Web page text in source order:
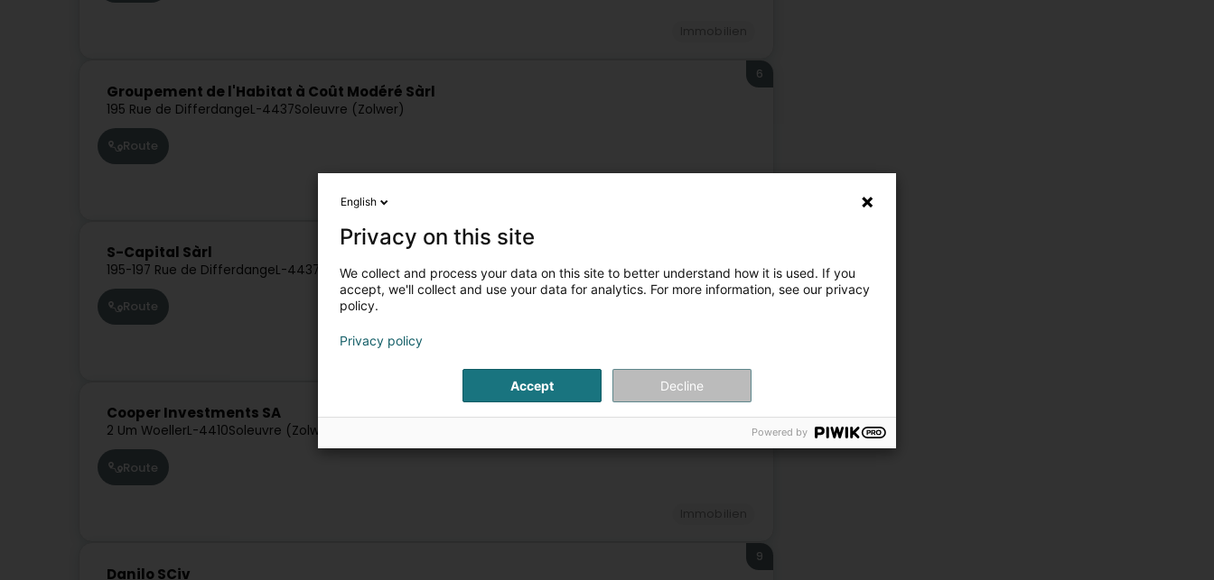
Groupement de l'Habitat à Coût Modéré Sàrl
195 Rue de DifferdangeL-4437Soleuvre (Zolwer)
6
Route
S-Capital Sàrl
195-197 Rue de DifferdangeL-4437 Soleuvre (Zolwer)
Route
Cooper Investments SA
2 Um WoellerL-4410Soleuvre (Zolwer)
Route
Danilo SCiv
9
English
Privacy on this site
We collect and process your data on this site to better understand how it is used. If you
accept, we'll collect and use your data for analytics. For more information, see our privacy
policy.
Privacy policy
Accept Decline
Powered by